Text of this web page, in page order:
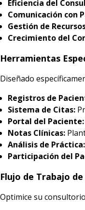
Eficiencia del
Comunicación con
Gestión de
Crecimiento del
Herramientas
Diseñado
Registros de
Sistema de Citas:
Portal del Paciente:
Notas Clínicas:
Análisis de Práctica:
Participación del
Flujo de Trabajo
Optimice su